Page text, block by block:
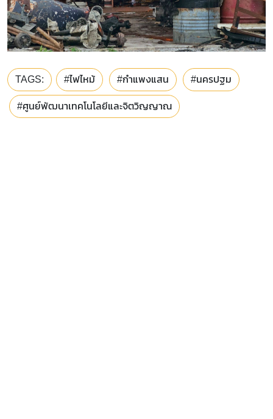
TAGS: #ไฟไหม้ #กำแพงแสน #นครปฐม
#ศูนย์พัฒนาเทคโนโลยีและจิตวิญญาณ